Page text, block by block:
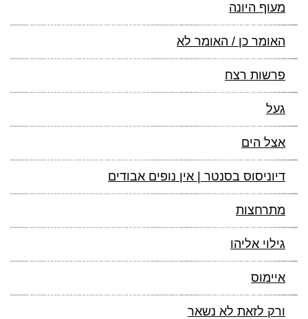
מעוף היונה
האומר כן / האומר לא
פרשות רצח
געל
אצל הים
דיוניסוס בסנטר | אין נופים אבודים
מתרחצות
גילוי אליהו
איימוס
ורק לזאת לא נשאר